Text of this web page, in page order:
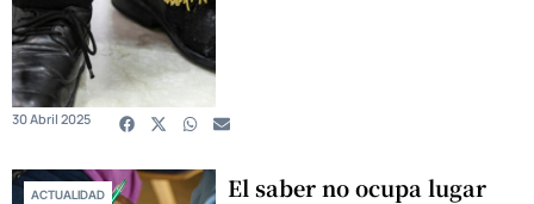
30 Abril 2025
ACTUALIDAD El saber no ocupa lugar